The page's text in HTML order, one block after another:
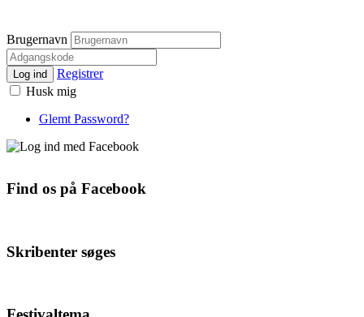
Brugernavn
Log ind
Registrer
Husk mig
Glemt Password?
Find os på Facebook
Skribenter søges